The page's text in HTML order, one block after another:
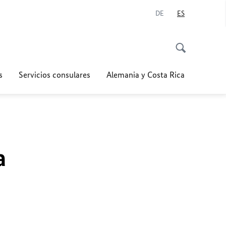
DE ES
Servicios consulares Alemania y Costa Rica